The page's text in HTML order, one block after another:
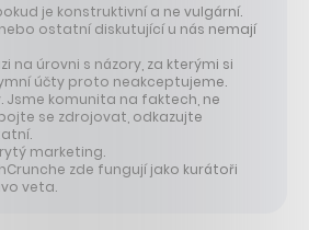
je konstruktivní a ne vulgární.
ostatní diskutující u nás nemají
na úrovni s názory, za kterými si
účty proto neakceptujeme.
Jsme komunita na faktech, ne
se zdrojovat, odkazujte
marketing.
zde fungují jako kurátoři
veta.